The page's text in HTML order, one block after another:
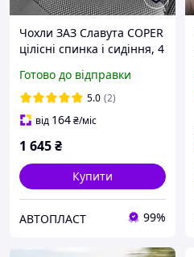
Чохли ЗАЗ Славута COPER
цілісні спинка і сидіння, 4
Готово до відправки
5.0 (2)
від 164₴/міс
1 645₴
Купити
АВТОПЛАСТ 99%